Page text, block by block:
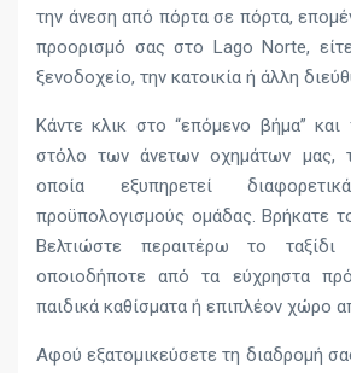
την άνεση από πόρτα σε πόρτα,
προορισμό σας στο Lago Norte,
ξενοδοχείο, την κατοικία ή άλλη
Κάντε κλικ στο “επόμενο βήμα” και
στόλο των άνετων οχημάτων μας,
οποία εξυπηρετεί
προϋπολογισμούς ομάδας. Βρήκατε
Βελτιώστε περαιτέρω το ταξίδι
οποιοδήποτε από τα εύχρηστα
παιδικά καθίσματα ή επιπλέον χώρο
Αφού εξατομικεύσετε τη διαδρομή